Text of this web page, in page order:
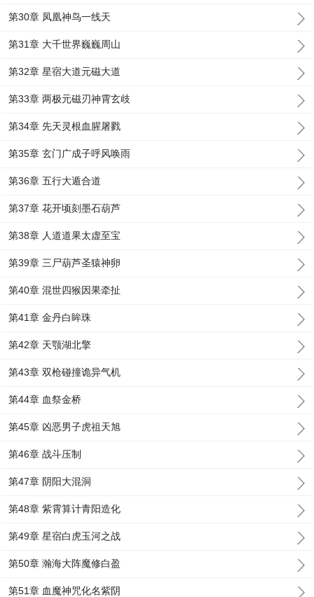
第30章 凤凰神鸟一线天
第31章 大千世界巍巍周山
第32章 星宿大道元磁大道
第33章 两极元磁刃神霄玄歧
第34章 先天灵根血腥屠戮
第35章 玄门广成子呼风唤雨
第36章 五行大遁合道
第37章 花开顷刻墨石葫芦
第38章 人道道果太虚至宝
第39章 三尸葫芦圣猿神卵
第40章 混世四猴因果牵扯
第41章 金丹白眸珠
第42章 天颚湖北擎
第43章 双枪碰撞诡异气机
第44章 血祭金桥
第45章 凶恶男子虎祖天旭
第46章 战斗压制
第47章 阴阳大混洞
第48章 紫霄算计青阳造化
第49章 星宿白虎玉河之战
第50章 瀚海大阵魔修白盈
第51章 血魔神咒化名紫阴